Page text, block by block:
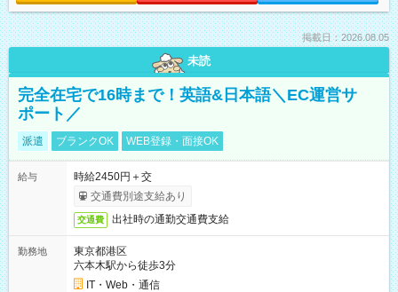
掲載日：2026.08.05
未読
完全在宅で16時まで！英語&日本語＼EC運営サ
ポート／
派遣 ブランクOK WEB登録・面接OK
給与
時給2450円＋交
交通費別途支給あり
交通費 出社時の通勤交通費支給
勤務地
東京都港区
六本木駅から徒歩3分
IT・Web・通信